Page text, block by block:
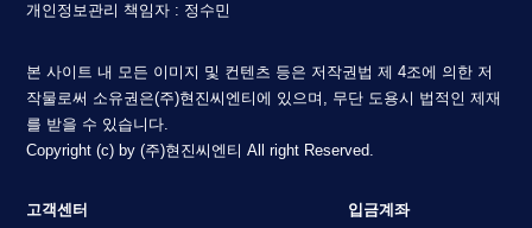
개인정보관리 책임자 : 정수민
본 사이트 내 모든 이미지 및 컨텐츠 등은 저작권법 제 4조에 의한 저
작물로써 소유권은(주)현진씨엔티에 있으며, 무단 도용시 법적인 제재
를 받을 수 있습니다.
Copyright (c) by (주)현진씨엔티 All right Reserved.
고객센터 입금계좌